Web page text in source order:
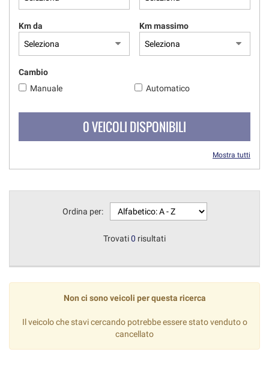
Km da Km massimo
Cambio
Manuale
Automatico
0 VEICOLI DISPONIBILI
Mostra tutti
Ordina per:
Trovati0 risultati
Non ci sono veicoli per questa ricerca
Il veicolo che stavi cercando potrebbe essere stato venduto o
cancellato